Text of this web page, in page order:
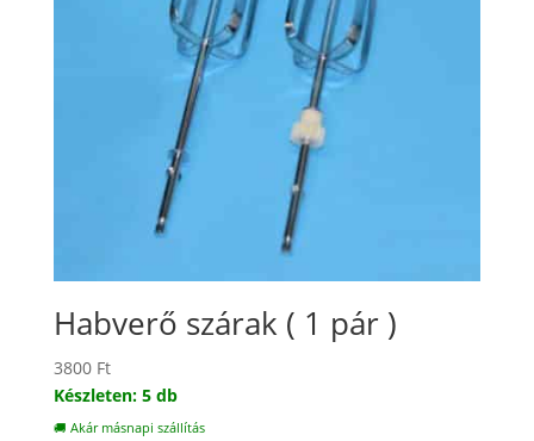
Habverő szárak ( 1 pár )
3800 Ft
Készleten: 5 db
🚚 Akár másnapi szállítás